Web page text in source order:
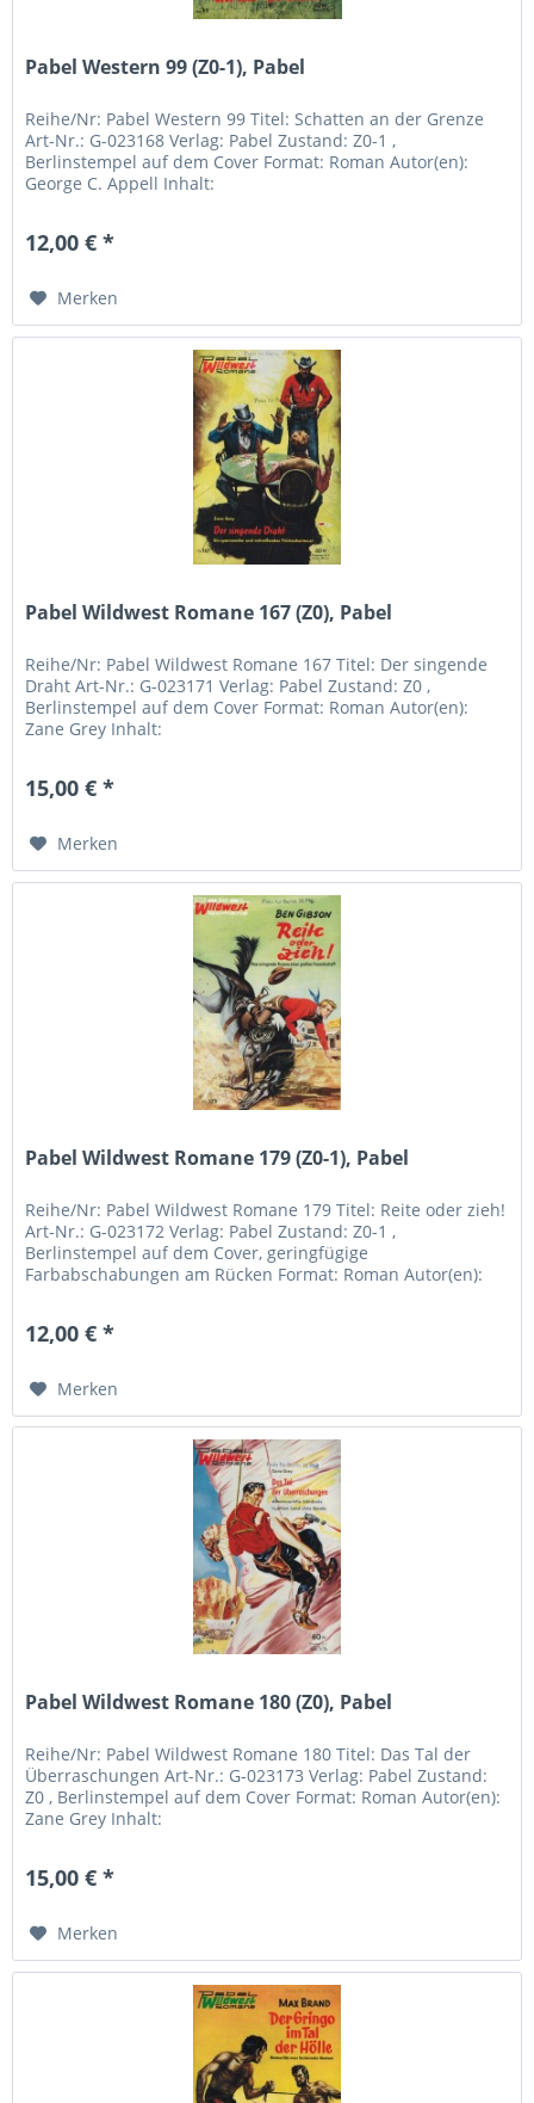
Pabel Western 99 (Z0-1), Pabel
Reihe/Nr: Pabel Western 99 Titel: Schatten an der Grenze
Art-Nr.: G-023168 Verlag: Pabel Zustand: Z0-1 ,
Berlinstempel auf dem Cover Format: Roman Autor(en):
George C. Appell Inhalt:
12,00 € *
Merken
Pabel Wildwest Romane 167 (Z0), Pabel
Reihe/Nr: Pabel Wildwest Romane 167 Titel: Der singende
Draht Art-Nr.: G-023171 Verlag: Pabel Zustand: Z0 ,
Berlinstempel auf dem Cover Format: Roman Autor(en):
Zane Grey Inhalt:
15,00 € *
Merken
Pabel Wildwest Romane 179 (Z0-1), Pabel
Reihe/Nr: Pabel Wildwest Romane 179 Titel: Reite oder zieh!
Art-Nr.: G-023172 Verlag: Pabel Zustand: Z0-1 ,
Berlinstempel auf dem Cover, geringfügige
Farbabschabungen am Rücken Format: Roman Autor(en):
12,00 € *
Merken
Pabel Wildwest Romane 180 (Z0), Pabel
Reihe/Nr: Pabel Wildwest Romane 180 Titel: Das Tal der
Überraschungen Art-Nr.: G-023173 Verlag: Pabel Zustand:
Z0 , Berlinstempel auf dem Cover Format: Roman Autor(en):
Zane Grey Inhalt:
15,00 € *
Merken